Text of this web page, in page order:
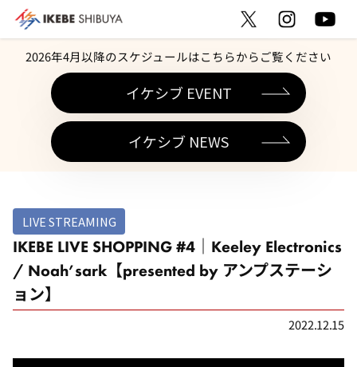
2026年4月以降のスケジュールはこちらからご覧ください
イケシブ EVENT
イケシブ NEWS
LIVE STREAMING
IKEBE LIVE SHOPPING #4｜Keeley Electronics
/ Noah’sark【presented by アンプステーシ
ョン】
2022.12.15